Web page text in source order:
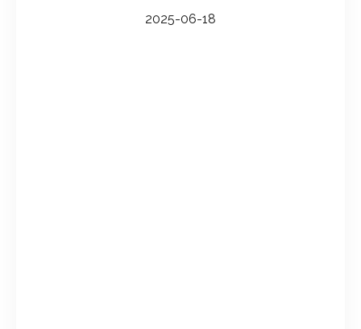
2025-06-18